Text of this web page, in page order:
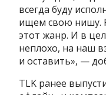
всегда буду
ищем свою нишу.
этот жанр. И в
неплохо, на наш
и оставить», —
TLK ранее